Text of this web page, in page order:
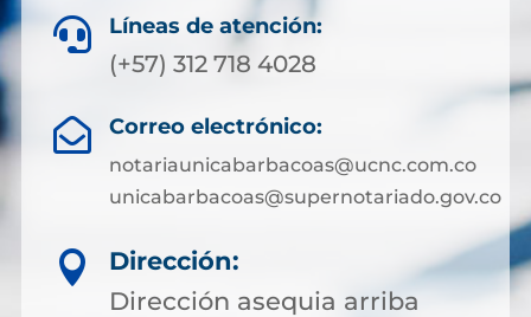
 Líneas de atención:
(+57) 312 718 4028
 Correo electrónico:
notariaunicabarbacoas@ucnc.com.co
unicabarbacoas@supernotariado.gov.co

Dirección:
Dirección asequia arriba